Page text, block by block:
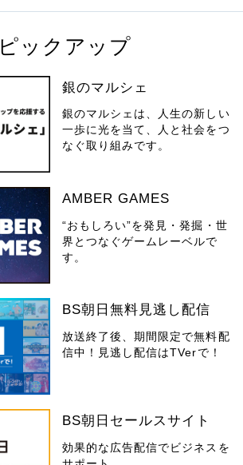
ピックアップ
銀のマルシェ
銀のマルシェは、人生の新しい
一歩に光を当て、人と社会をつ
なぐ取り組みです。
AMBER GAMES
“おもしろい”を発見・発掘・世
界とつなぐゲームレーベルで
す。
BS朝日無料見逃し配信
放送終了後、期間限定で無料配
信中！見逃し配信はTVerで！
BS朝日セールスサイト
効果的な広告配信でビジネスを